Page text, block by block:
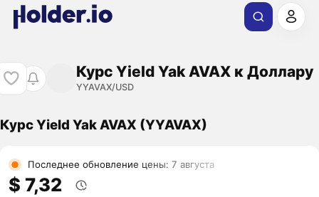
Курс Yield Yak AVAX к Доллару
YYAVAX/USD
Курс Yield Yak AVAX (YYAVAX)
Последнее обновление цены: 7 августа
$ 7,32